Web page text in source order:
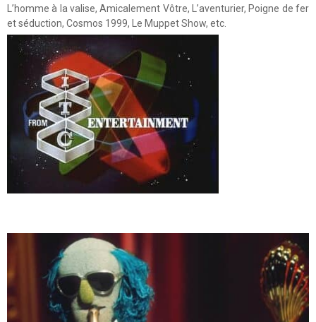
L’homme à la valise, Amicalement Vôtre, L’aventurier, Poigne de fer
et séduction, Cosmos 1999, Le Muppet Show, etc.